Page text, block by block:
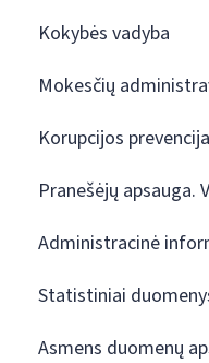
Kokybės vadyba
Mokesčių
Korupcijos prevencija
Pranešėjų apsauga.
Administracinė
Statistiniai
Asmens duomenų